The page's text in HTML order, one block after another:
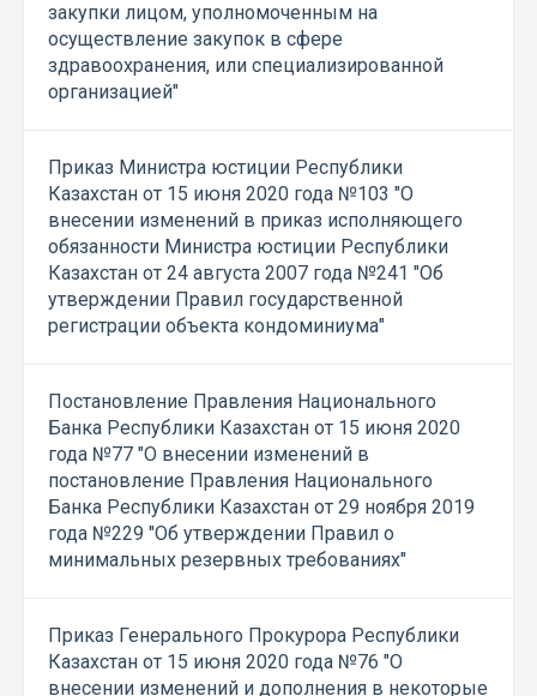
закупки лицом, уполномоченным на
осуществление закупок в сфере
здравоохранения, или специализированной
организацией"
Приказ Министра юстиции Республики
Казахстан от 15 июня 2020 года №103 "О
внесении изменений в приказ исполняющего
обязанности Министра юстиции Республики
Казахстан от 24 августа 2007 года №241 "Об
утверждении Правил государственной
регистрации объекта кондоминиума"
Постановление Правления Национального
Банка Республики Казахстан от 15 июня 2020
года №77 "О внесении изменений в
постановление Правления Национального
Банка Республики Казахстан от 29 ноября 2019
года №229 "Об утверждении Правил о
минимальных резервных требованиях"
Приказ Генерального Прокурора Республики
Казахстан от 15 июня 2020 года №76 "О
внесении изменений и дополнения в некоторые